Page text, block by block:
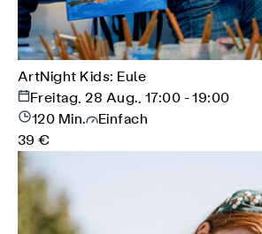
ArtNight Kids: Eule
Freitag, 28 Aug., 17:00 - 19:00
120 Min.
Einfach
39 €